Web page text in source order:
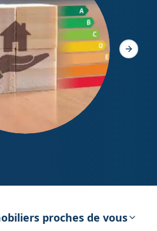
énergétique
Slide
proches de vous